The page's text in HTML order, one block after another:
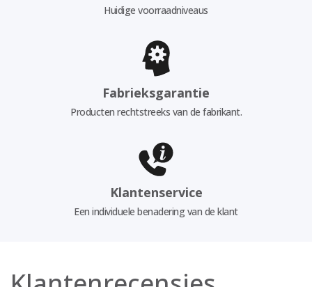
Huidige voorraadniveaus
Fabrieksgarantie
Producten rechtstreeks van de fabrikant.
Klantenservice
Een individuele benadering van de klant